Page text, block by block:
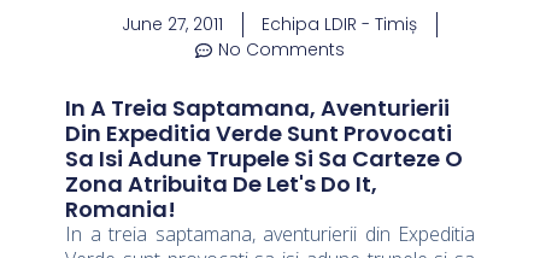
June 27, 2011
Echipa LDIR - Timiș
No Comments
In A Treia Saptamana, Aventurierii
Din Expeditia Verde Sunt Provocati
Sa Isi Adune Trupele Si Sa Carteze O
Zona Atribuita De Let's Do It,
Romania!
In a treia saptamana, aventurierii din Expeditia